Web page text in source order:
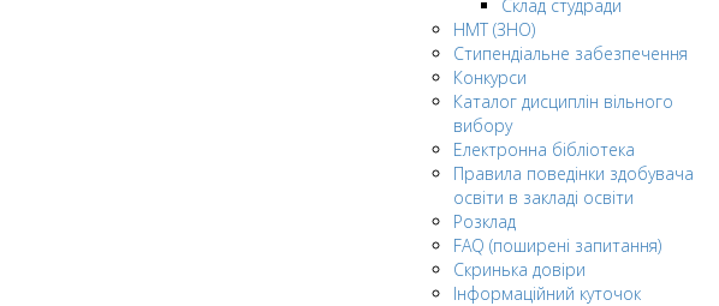
Склад студради
НМТ (ЗНО)
Стипендіальне забезпечення
Конкурси
Каталог дисциплін вільного
вибору
Електронна бібліотека
Правила поведінки здобувача
освіти в закладі освіти
Розклад
FAQ (поширені запитання)
Скринька довіри
Інформаційний куточок